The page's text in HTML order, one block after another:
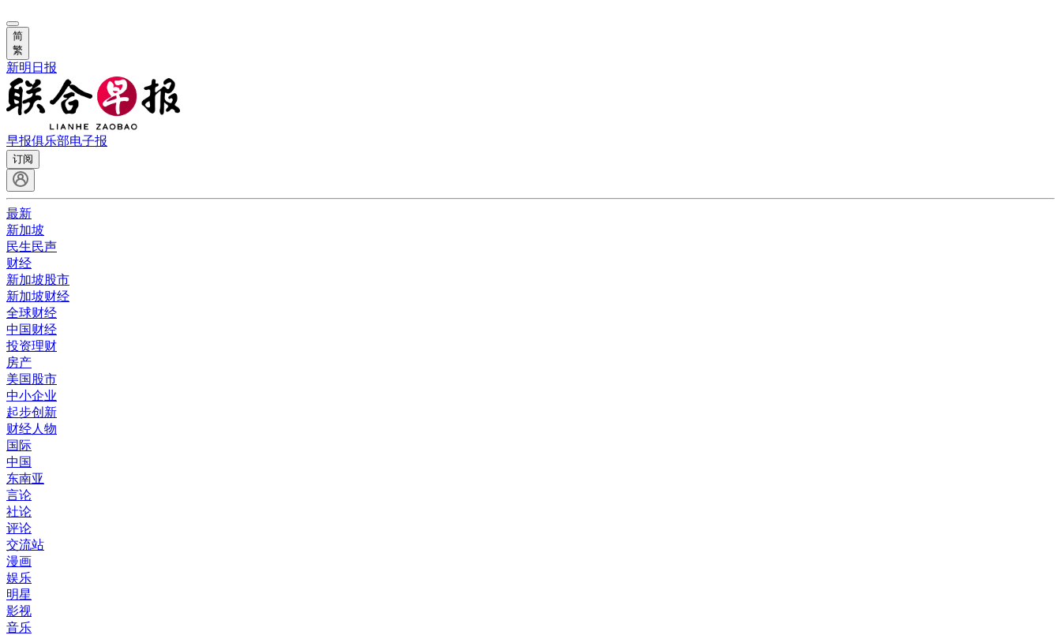
简
繁
新明日报
早报俱乐部电子报
订阅
最新
新加坡
民生民声
财经
新加坡股市
新加坡财经
全球财经
中国财经
投资理财
房产
美国股市
中小企业
起步创新
财经人物
国际
中国
东南亚
言论
社论
评论
交流站
漫画
娱乐
明星
影视
音乐